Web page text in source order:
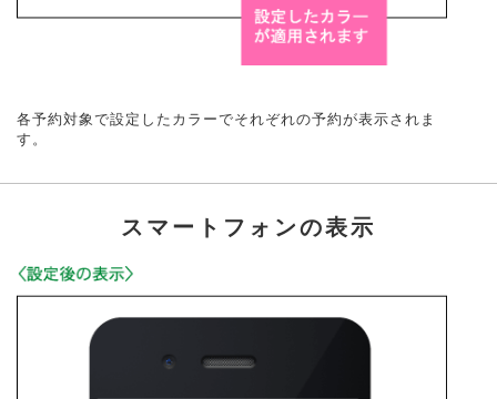
各予約対象で設定したカラーでそれぞれの予約が表示されま
す。
スマートフォンの表示